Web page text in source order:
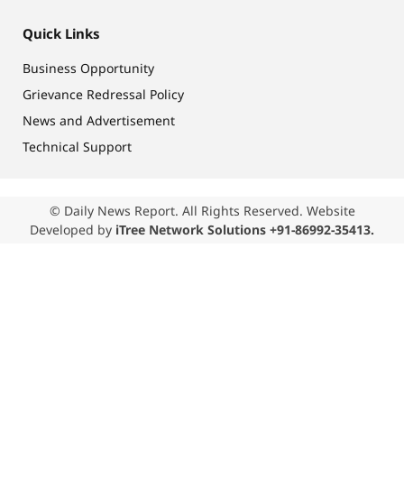
Quick Links
Business Opportunity
Grievance Redressal Policy
News and Advertisement
Technical Support
© Daily News Report. All Rights Reserved. Website
Developed by iTree Network Solutions +91-86992-35413.